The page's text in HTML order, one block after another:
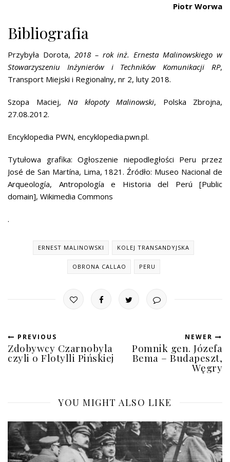
Piotr Worwa
Bibliografia
Przybyła Dorota, 2018 – rok inż. Ernesta Malinowskiego w
Stowarzyszeniu Inżynierów i Techników Komunikacji RP,
Transport Miejski i Regionalny, nr 2, luty 2018.
Szopa Maciej, Na kłopoty Malinowski, Polska Zbrojna,
27.08.2012.
Encyklopedia PWN, encyklopedia.pwn.pl.
Tytułowa grafika: Ogłoszenie niepodległości Peru przez
José de San Martína, Lima, 1821. Źródło: Museo Nacional de
Arqueología, Antropología e Historia del Perú [Public
domain], Wikimedia Commons
.
ERNEST MALINOWSKI KOLEJ TRANSANDYJSKA
OBRONA CALLAO PERU
PREVIOUS
Zdobywcy Czarnobyla
czyli o Flotylli Pińskiej
NEWER
Pomnik gen. Józefa
Bema – Budapeszt,
Węgry
YOU MIGHT ALSO LIKE